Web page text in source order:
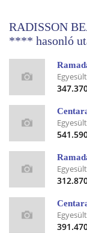
RADISSON
**** hasonló